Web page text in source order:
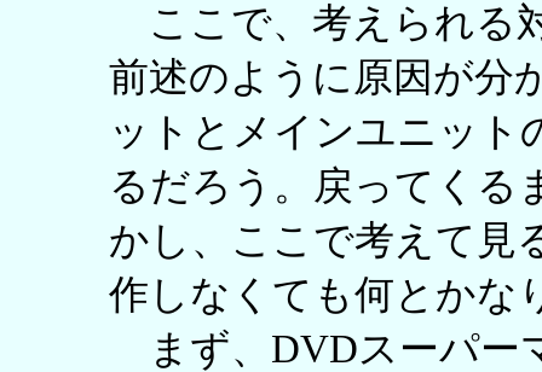
ここで、考えられる
前述のように原因が分
ットとメインユニット
るだろう。戻ってくる
かし、ここで考えて見
作しなくても何とかな
まず、DVDスーパー